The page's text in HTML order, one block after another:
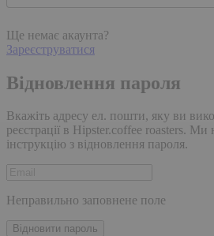
Ще немає акаунта?
Зареєструватися
Відновлення пароля
Вкажіть адресу ел. пошти, яку ви
реєстрації в Hipster.coffee roasters.
інструкцію з відновлення пароля.
Неправильно заповнене поле
Відновити пароль